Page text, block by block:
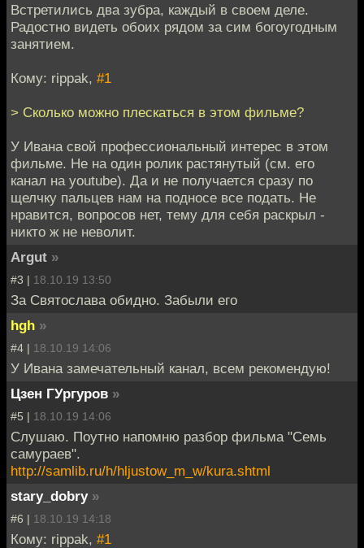
Встретились два зубра, каждый в своем деле.
Радостно видеть обоих рядом за сим богоугодным
занятием.
Кому: rippak, #1
> Сколько можно плескаться в этом фильме?
У Ивана свой профессиональный интерес в этом
фильме. Не на один ролик растянутый (см. его
канал на youtube). Да и не получается сразу по
щелчку пальцев нам на подносе все подать. Не
нравится, вопросов нет, тему для себя раскрыл -
никто ж не неволит.
Argut »
#3 | 18.10.19 13:50
За Святослава обидно. Забыли его
hgh »
#4 | 18.10.19 14:06
У Ивана замечательный канал, всем рекомендую!
Цзен ГУргуров »
#5 | 18.10.19 14:06
Cлушаю. Поутно напомню разбор фильма "Семь
самураев".
http://samlib.ru/h/hljustow_m_w/kura.shtml
stary_dobry »
#6 | 18.10.19 14:18
Кому: rippak, #1